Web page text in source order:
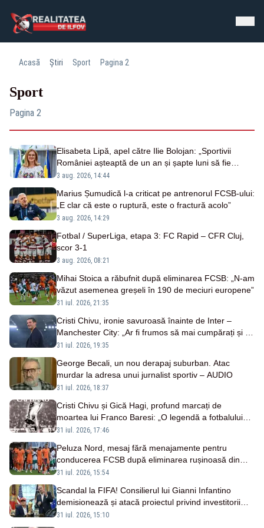
Acasă Știri Sport Pagina 2
Sport
Pagina 2
Elisabeta Lipă, apel către Ilie Bolojan: „Sportivii
României așteaptă de un an și șapte luni să fie
premiați”
3 aug. 2026, 14:44
Marius Șumudică l-a criticat pe antrenorul FCSB-ului:
„E clar că este o ruptură, este o fractură acolo”
3 aug. 2026, 14:29
Fotbal / SuperLiga, etapa 3: FC Rapid – CFR Cluj,
scor 3-1
3 aug. 2026, 08:21
Mihai Stoica a răbufnit după eliminarea FCSB: „N-am
văzut asemenea greșeli în 190 de meciuri europene”
31 iul. 2026, 21:35
Cristi Chivu, ironie savuroasă înainte de Inter –
Manchester City: „Ar fi frumos să mai cumpărați și de
la noi”
31 iul. 2026, 19:35
George Becali, un nou derapaj suburban. Atac
murdar la adresa unui jurnalist sportiv – AUDIO
31 iul. 2026, 18:37
Cristi Chivu și Gică Hagi, profund marcați de
moartea lui Franco Baresi: „O legendă a fotbalului
mondial”
31 iul. 2026, 17:46
Peluza Nord, mesaj fără menajamente pentru
conducerea FCSB după eliminarea rușinoasă din
Conference League
31 iul. 2026, 15:54
Scandal la FIFA! Consilierul lui Gianni Infantino
demisionează și atacă proiectul privind investitorii
străini
31 iul. 2026, 15:10